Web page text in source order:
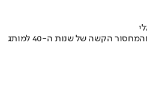
איך אסם הפכה את תקופת הצנע והמחסור הקשה של שנות ה-40 למותג